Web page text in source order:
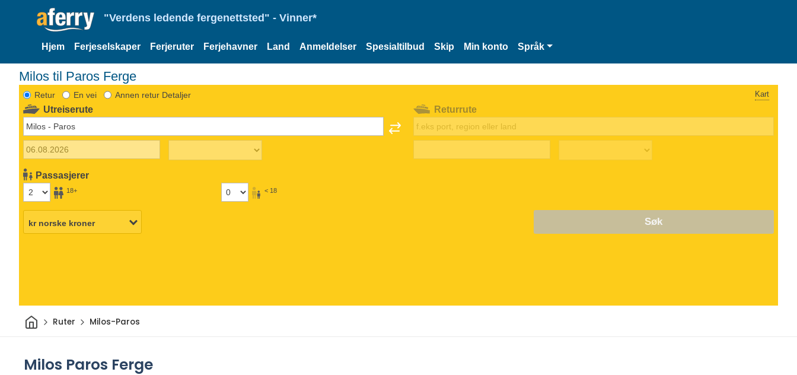
"Verdens ledende fergenettsted" - Vinner*
Hjem Ferjeselskaper Ferjeruter Ferjehavner Land Anmeldelser Spesialtilbud Skip Min konto Språk
Milos til Paros Ferge
Retur En vei Annen retur Detaljer Kart
Utreiserute
Passasjerer
18+ < 18
Returrute
Søk
HjemRuter Milos-Paros
Milos Paros Ferge